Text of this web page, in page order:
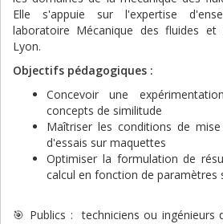
Elle s'appuie sur l'expertise
laboratoire Mécanique des fluides et
Lyon.
Objectifs pédagogiques :
Concevoir une
concepts de similitude
Maîtriser les conditions de
d'essais sur maquettes
Optimiser la formulation de
calcul en fonction de paramètres
🎯 Publics : techniciens ou ingénieurs